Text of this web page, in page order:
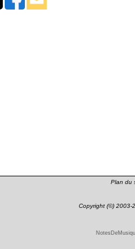
Plan du
Copyright (©) 2003-